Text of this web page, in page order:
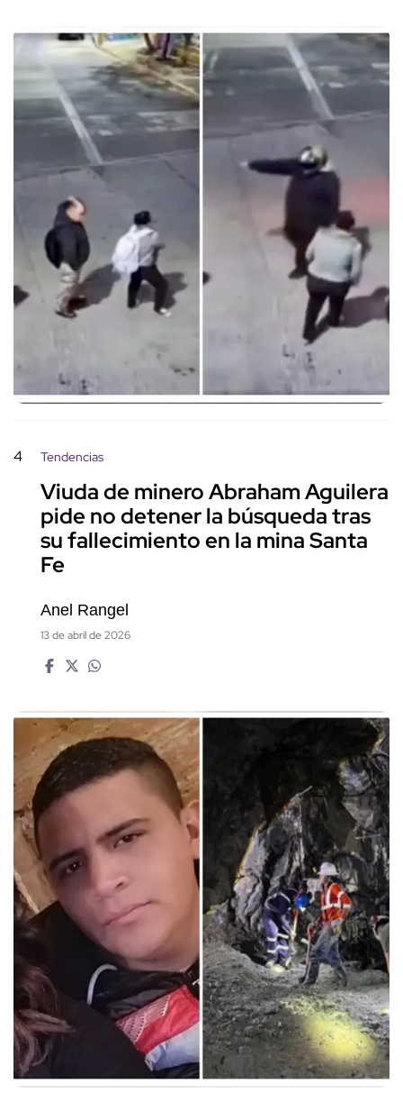
4 Tendencias
Viuda de minero Abraham Aguilera
pide no detener la búsqueda tras
su fallecimiento en la mina Santa
Fe
Anel Rangel
13 de abril de 2026